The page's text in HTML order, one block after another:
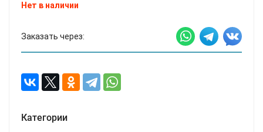
Нет в наличии
Заказать через:
Категории